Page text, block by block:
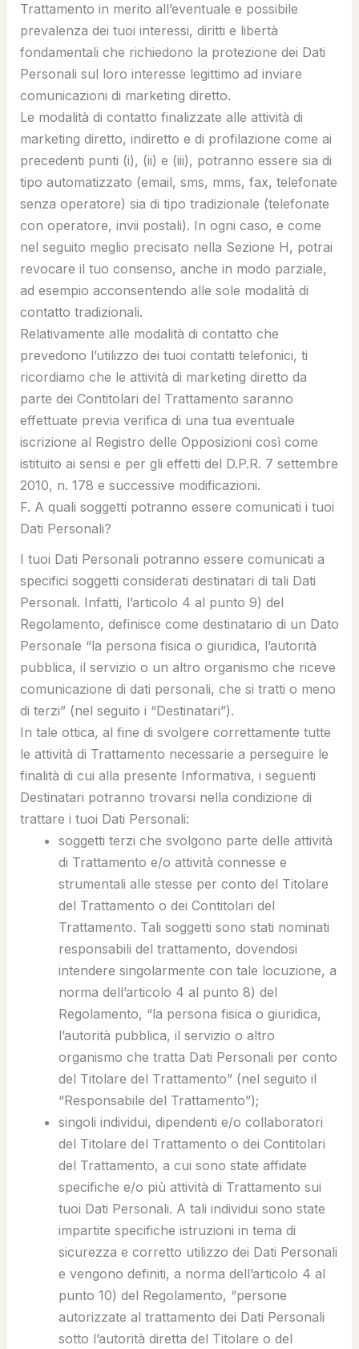
Trattamento in merito all’eventuale e possibile
prevalenza dei tuoi interessi, diritti e libertà
fondamentali che richiedono la protezione dei Dati
Personali sul loro interesse legittimo ad inviare
comunicazioni di marketing diretto.
Le modalità di contatto finalizzate alle attività di
marketing diretto, indiretto e di profilazione come ai
precedenti punti (i), (ii) e (iii), potranno essere sia di
tipo automatizzato (email, sms, mms, fax, telefonate
senza operatore) sia di tipo tradizionale (telefonate
con operatore, invii postali). In ogni caso, e come
nel seguito meglio precisato nella Sezione H, potrai
revocare il tuo consenso, anche in modo parziale,
ad esempio acconsentendo alle sole modalità di
contatto tradizionali.
Relativamente alle modalità di contatto che
prevedono l’utilizzo dei tuoi contatti telefonici, ti
ricordiamo che le attività di marketing diretto da
parte dei Contitolari del Trattamento saranno
effettuate previa verifica di una tua eventuale
iscrizione al Registro delle Opposizioni così come
istituito ai sensi e per gli effetti del D.P.R. 7 settembre
2010, n. 178 e successive modificazioni.
F. A quali soggetti potranno essere comunicati i tuoi
Dati Personali?
I tuoi Dati Personali potranno essere comunicati a
specifici soggetti considerati destinatari di tali Dati
Personali. Infatti, l’articolo 4 al punto 9) del
Regolamento, definisce come destinatario di un Dato
Personale “la persona fisica o giuridica, l’autorità
pubblica, il servizio o un altro organismo che riceve
comunicazione di dati personali, che si tratti o meno
di terzi” (nel seguito i “Destinatari”).
In tale ottica, al fine di svolgere correttamente tutte
le attività di Trattamento necessarie a perseguire le
finalità di cui alla presente Informativa, i seguenti
Destinatari potranno trovarsi nella condizione di
trattare i tuoi Dati Personali:
soggetti terzi che svolgono parte delle attività
di Trattamento e/o attività connesse e
strumentali alle stesse per conto del Titolare
del Trattamento o dei Contitolari del
Trattamento. Tali soggetti sono stati nominati
responsabili del trattamento, dovendosi
intendere singolarmente con tale locuzione, a
norma dell’articolo 4 al punto 8) del
Regolamento, “la persona fisica o giuridica,
l’autorità pubblica, il servizio o altro
organismo che tratta Dati Personali per conto
del Titolare del Trattamento” (nel seguito il
“Responsabile del Trattamento”);
singoli individui, dipendenti e/o collaboratori
del Titolare del Trattamento o dei Contitolari
del Trattamento, a cui sono state affidate
specifiche e/o più attività di Trattamento sui
tuoi Dati Personali. A tali individui sono state
impartite specifiche istruzioni in tema di
sicurezza e corretto utilizzo dei Dati Personali
e vengono definiti, a norma dell’articolo 4 al
punto 10) del Regolamento, “persone
autorizzate al trattamento dei Dati Personali
sotto l’autorità diretta del Titolare o del